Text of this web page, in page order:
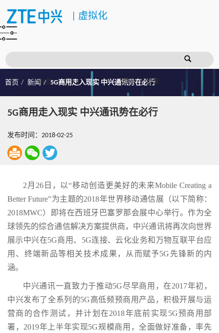
虚拟化
注册 登录
首页 新闻 5G商用走入现实 中兴通讯势在必行
5G商用走入现实 中兴通讯势在必行
发布时间：2018-02-25
2月26日，以“移动创造更美好的未来Mobile Creating a
Better Future”为主题的2018年世界移动通信展（以下简称：
2018MWC）即将在西班牙巴塞罗那会展中心举行。作为全
球领先的综合通信解决方案提供商，中兴通讯将再次向世界
展示中兴在5G商用、5G连接、云化业务和万物互联平台应
用、终端新品等相关技术成果，从而赋予5G先锋新的内
涵。
中兴通讯一直致力于推动5G尽早商用，在2017年初，
中兴发布了全系列的5G高低频预商用产品，积极开展与运
营商的合作测试，并计划在2018年底前实现5G预商用部
署，2019年上半年实现5G规模商用，全面做好准备，率先